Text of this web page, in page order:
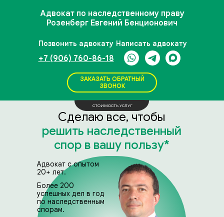
Адвокат по наследственному праву
Розенберг Евгений Бенционович
ЗАКАЗАТЬ ОБРАТНЫЙ
ЗВОНОК
+7 (906) 760-86-18
Позвонить адвокату Написать адвокату
СТОИМОСТЬ УСЛУГ
Сделаю все, чтобы
решить наследственный
спор в вашу пользу*
Адвокат с опытом
20+ лет.
Более 200
успешных дел в год
по наследственным
спорам.